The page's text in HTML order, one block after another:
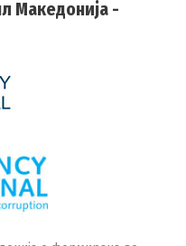
Македонија -